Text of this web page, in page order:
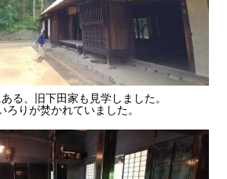
る、旧下田家も見学しました。
ろりが焚かれていました。